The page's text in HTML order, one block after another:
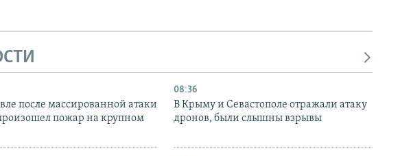
после массированной атаки
пожар на крупном
08:36
В Крыму и Севастополе отражали атаку
дронов, были слышны взрывы